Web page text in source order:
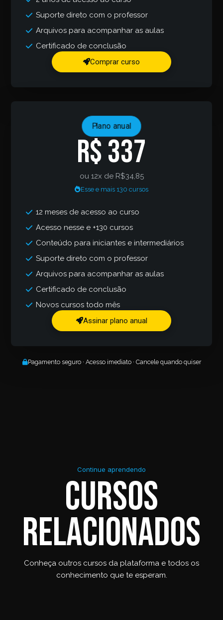
Suporte direto com o professor
Arquivos para acompanhar as aulas
Certificado de conclusão
Comprar curso
Plano anual
R$ 337
ou 12x de R$34,85
Esse e mais 130 cursos
12 meses de acesso ao curso
Acesso nesse e +130 cursos
Conteúdo para iniciantes e intermediários
Suporte direto com o professor
Arquivos para acompanhar as aulas
Certificado de conclusão
Novos cursos todo mês
Assinar plano anual
Pagamento seguro · Acesso imediato · Cancele quando quiser
Continue aprendendo
Cursos
relacionados
Conheça outros cursos da plataforma e todos os
conhecimento que te esperam.